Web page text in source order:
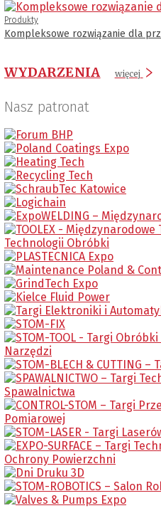
Produkty
Kompleksowe rozwiązanie dla
WYDARZENIA więcej
Nasz patronat